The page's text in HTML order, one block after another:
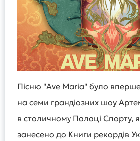
Пісню "Ave Maria" було
на семи грандіозних шоу
в столичному Палаці Спорту,
занесено до Книги рекордів